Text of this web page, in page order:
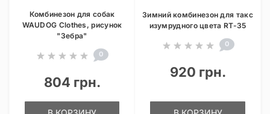
Комбинезон для собак
WAUDOG Clothes, рисунок
"Зебра"
0
804 грн.
Зимний комбинезон для такс
изумрудного цвета RT-35
0
920 грн.